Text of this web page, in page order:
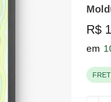
R$
em